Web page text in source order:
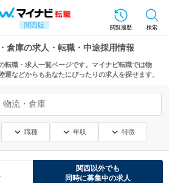
関西版 閲覧履歴 検索
倉庫の求人・転職・中途採用情報
転職・求人一覧ページです。マイナビ転職では物
運などからもあなたにぴったりの求人を探せます。
物流・倉庫
職種 年収 特徴
関西以外でも
同時に募集中の求人